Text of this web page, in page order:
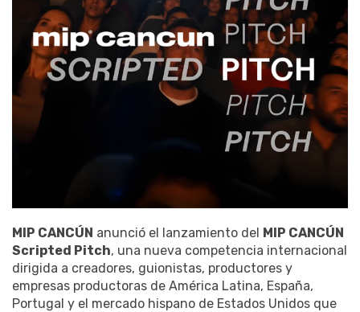
MIP CANCÚN anunció el lanzamiento del MIP CANCÚN
Scripted Pitch, una nueva competencia internacional
dirigida a creadores, guionistas, productores y
empresas productoras de América Latina, España,
Portugal y el mercado hispano de Estados Unidos que